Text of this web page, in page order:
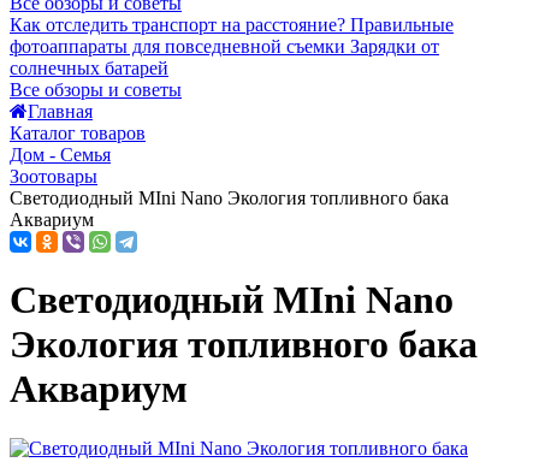
Как отследить транспорт на расстояние? Правильные
фотоаппараты для повседневной съемки Зарядки от
солнечных батарей
Все обзоры и советы
Главная
Каталог товаров
Дом - Семья
Зоотовары
Светодиодный MIni Nano Экология топливного бака
Аквариум
Светодиодный MIni Nano
Экология топливного бака
Аквариум